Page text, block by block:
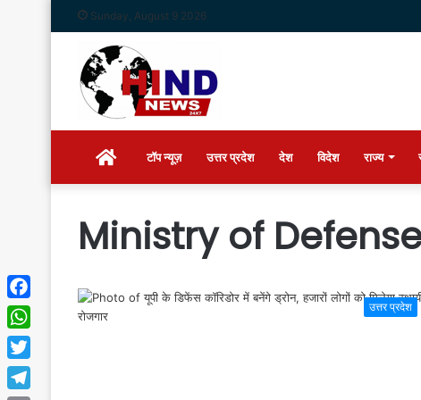
Sunday, August 9 2026
Homeटॉप न्यूज़ उत्तर प्रदेश देश विदेश राज्य
Ministry of
उत्तर प्रदेश
Facebook
WhatsApp
Twitter